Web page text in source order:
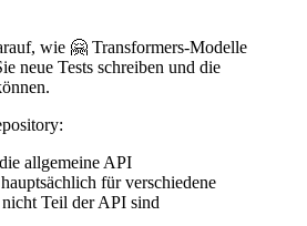
wie 🤗 Transformers-Modelle
neue Tests schreiben und die
allgemeine API
für verschiedene
Teil der API sind